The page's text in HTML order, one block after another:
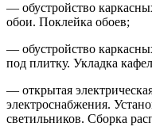
— обустройство
обои. Поклейка обоев;
— обустройство
под плитку. Укладка
— открытая
электроснабжения.
светильников. Сборка